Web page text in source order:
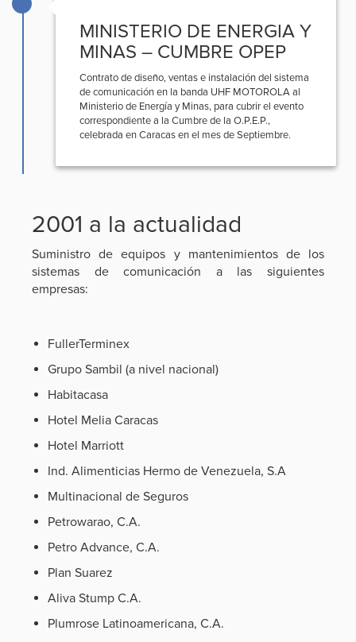
MINISTERIO DE ENERGIA Y
MINAS – CUMBRE OPEP
Contrato de diseño, ventas e instalación del sistema
de comunicación en la banda UHF MOTOROLA al
Ministerio de Energía y Minas, para cubrir el evento
correspondiente a la Cumbre de la O.P.E.P.,
celebrada en Caracas en el mes de Septiembre.
2001 a la actualidad
Suministro de equipos y mantenimientos de los
sistemas de comunicación a las siguientes
empresas:
FullerTerminex
Grupo Sambil (a nivel nacional)
Habitacasa
Hotel Melia Caracas
Hotel Marriott
Ind. Alimenticias Hermo de Venezuela, S.A
Multinacional de Seguros
Petrowarao, C.A.
Petro Advance, C.A.
Plan Suarez
Aliva Stump C.A.
Plumrose Latinoamericana, C.A.